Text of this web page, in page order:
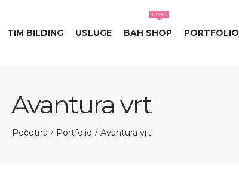
TIM BILDING USLUGE BAH SHOP
NOVO
PORTFOLIO
Avantura vrt
Početna / Portfolio / Avantura vrt